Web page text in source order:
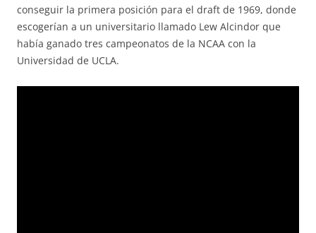
conseguir la primera posición para el draft de 1969, donde
escogerían a un universitario llamado Lew Alcindor que
había ganado tres campeonatos de la NCAA con la
Universidad de UCLA.